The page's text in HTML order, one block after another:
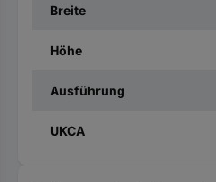
Breite
Höhe
Ausführung
UKCA